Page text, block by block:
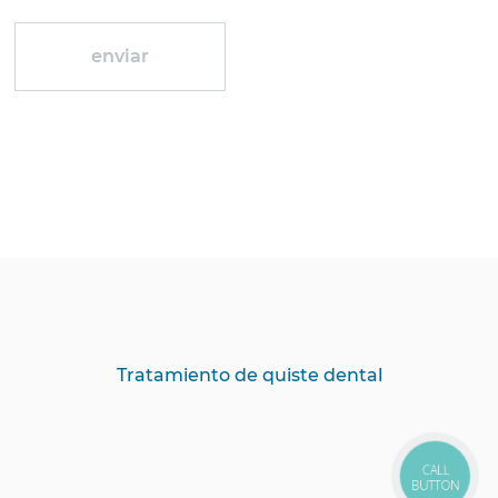
Tratamiento de quiste dental
CALL
BUTTON